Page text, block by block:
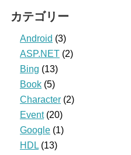
カテゴリー
Android (3)
ASP.NET (2)
Bing (13)
Book (5)
Character (2)
Event(20)
Google (1)
HDL (13)